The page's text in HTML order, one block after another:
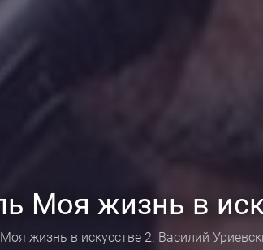
Моя жизнь в
Моя жизнь в искусстве 2. Василий